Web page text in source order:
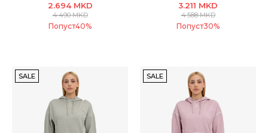
2.694 MKD
4.490MKD
Попуст40%
3.211 MKD
4.588MKD
Попуст30%
SALE SALE